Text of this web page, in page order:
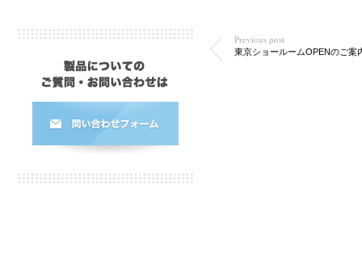
Previous post
東京ショールームOPENのご案